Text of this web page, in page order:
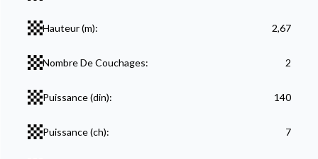
Hauteur (m): 2,67
Nombre De Couchages: 2
Puissance (din): 140
Puissance (ch): 7